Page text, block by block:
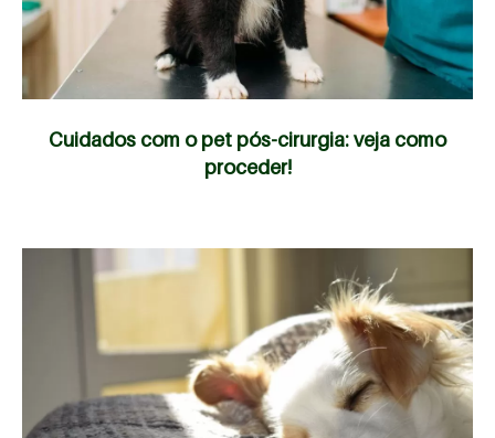
Cuidados com o pet pós-cirurgia: veja como
proceder!